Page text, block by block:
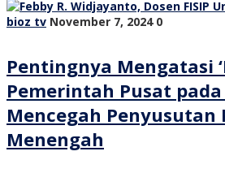
bioz tv November 7, 2024 0
Pentingnya Mengatasi
Pemerintah Pusat
Mencegah Penyusutan
Menengah